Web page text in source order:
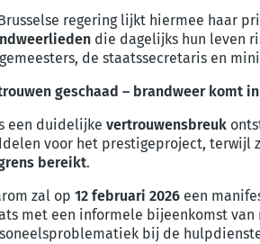
regering lijkt hiermee haar
die dagelijks hun leven
de staatssecretaris en
geschaad – brandweer komt
een duidelijke vertrouwensbreuk
voor het prestigeproject, terwijl
bereikt.
zal op 12 februari 2026 een
met een informele bijeenkomst van
bij de